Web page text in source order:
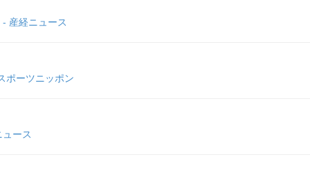
産経ニュース
ポーツニッポン
ース